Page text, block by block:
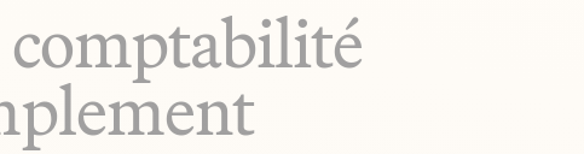
comptabilité